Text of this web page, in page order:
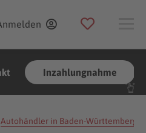
Inzahlungnahme
Autohändler in Baden-Württemberg